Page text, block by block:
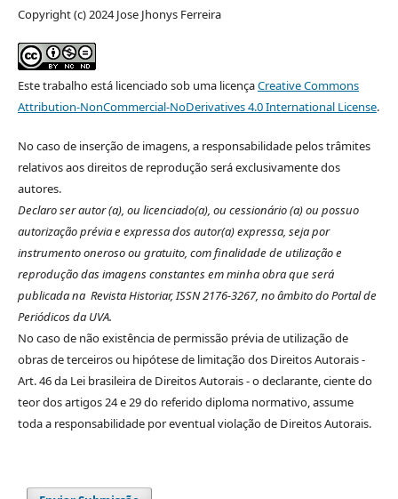
Copyright (c) 2024 Jose Jhonys Ferreira
Este trabalho está licenciado sob uma licençaCreative Commons
Attribution-NonCommercial-NoDerivatives 4.0 International License.
No caso de inserção de imagens, a responsabilidade pelos trâmites
relativos aos direitos de reprodução será exclusivamente dos
autores.
Declaro ser autor (a), ou licenciado(a), ou cessionário (a) ou possuo
autorização prévia e expressa dos autor(a) expressa, seja por
instrumento oneroso ou gratuito, com finalidade de utilização e
reprodução das imagens constantes em minha obra que será
publicada na Revista Historiar, ISSN 2176-3267, no âmbito do Portal de
Periódicos da UVA.
No caso de não existência de permissão prévia de utilização de
obras de terceiros ou hipótese de limitação dos Direitos Autorais -
Art. 46 da Lei brasileira de Direitos Autorais - o declarante, ciente do
teor dos artigos 24 e 29 do referido diploma normativo, assume
toda a responsabilidade por eventual violação de Direitos Autorais.